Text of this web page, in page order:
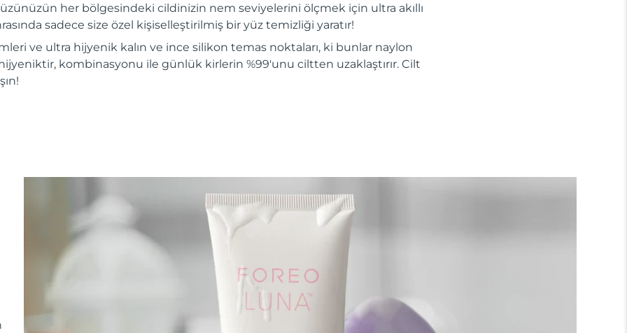
her bölgesindeki cildinizin nem seviyelerini ölçmek için ultra akıllı
sadece size özel kişiselleştirilmiş bir yüz temizliği yaratır!
ve ultra hijyenik kalın ve ince silikon temas noktaları, ki bunlar naylon
kombinasyonu ile günlük kirlerin %99'unu ciltten uzaklaştırır. Cilt